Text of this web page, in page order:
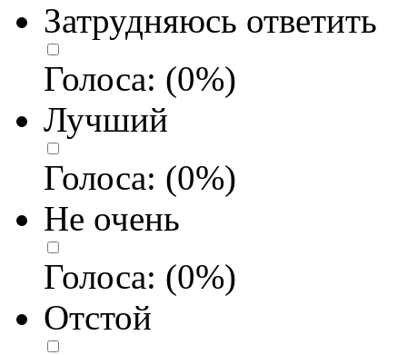
Затрудняюсь ответить
Голоса: (0%)
Лучший
Голоса: (0%)
Не очень
Голоса: (0%)
Отстой